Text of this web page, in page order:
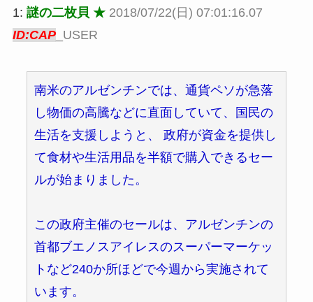
1: 謎の二枚貝 ★ 2018/07/22(日) 07:01:16.07
ID:CAP_USER
南米のアルゼンチンでは、通貨ペソが急落
し物価の高騰などに直面していて、国民の
生活を支援しようと、 政府が資金を提供し
て食材や生活用品を半額で購入できるセー
ルが始まりました。
この政府主催のセールは、アルゼンチンの
首都ブエノスアイレスのスーパーマーケッ
トなど240か所ほどで今週から実施されて
います。